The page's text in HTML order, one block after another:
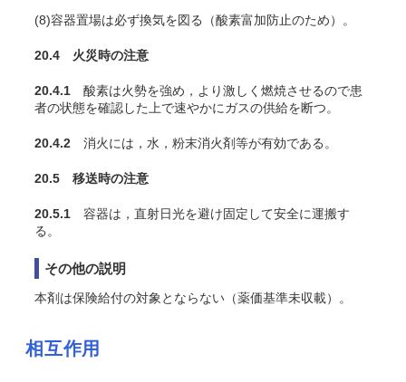
(8)容器置場は必ず換気を図る（酸素富加防止のため）。
20.4 火災時の注意
20.4.1 酸素は火勢を強め，より激しく燃焼させるので患
者の状態を確認した上で速やかにガスの供給を断つ。
20.4.2 消火には，水，粉末消火剤等が有効である。
20.5 移送時の注意
20.5.1 容器は，直射日光を避け固定して安全に運搬す
る。
その他の説明
本剤は保険給付の対象とならない（薬価基準未収載）。
相互作用